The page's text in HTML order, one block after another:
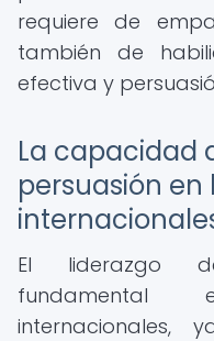
requiere de
también de
efectiva y
La capacidad
persuasión en
El liderazgo